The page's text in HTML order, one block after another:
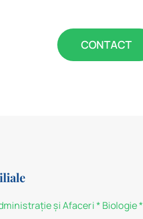
CONTACT
şi Afaceri* Biologie*